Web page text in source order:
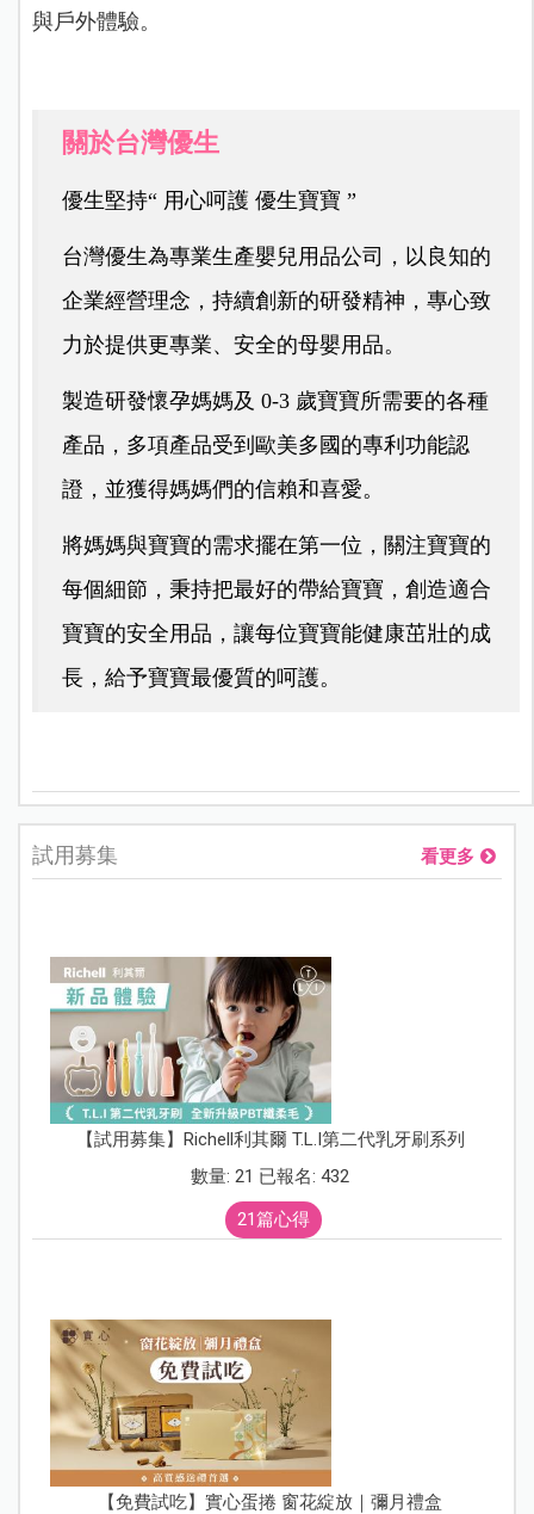
與戶外體驗。
關於台灣優生
優生堅持“ 用心呵護 優生寶寶 ”
台灣優生為專業生產嬰兒用品公司，以良知的
企業經營理念，持續創新的研發精神，專心致
力於提供更專業、安全的母嬰用品。
製造研發懷孕媽媽及 0-3 歲寶寶所需要的各種
產品，多項產品受到歐美多國的專利功能認
證，並獲得媽媽們的信賴和喜愛。
將媽媽與寶寶的需求擺在第一位，關注寶寶的
每個細節，秉持把最好的帶給寶寶，創造適合
寶寶的安全用品，讓每位寶寶能健康茁壯的成
長，給予寶寶最優質的呵護。
試用募集 看更多
【試用募集】Richell利其爾 T.L.I第二代乳牙刷系列
數量: 21 已報名: 432
21篇心得
【免費試吃】實心蛋捲 窗花綻放｜彌月禮盒